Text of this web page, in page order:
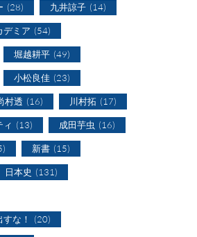
(28) 九井諒子 (14)
デミア (54)
堀越耕平 (49)
小松良佳 (23)
村透 (16) 川村拓 (17)
ィ (13) 成田芋虫 (16)
新書 (15)
日本史 (131)
な！ (20)